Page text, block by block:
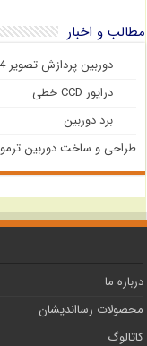
مطالب و اخبار
دوربین پردازش تصویر 1.4 مگا پیکسلی رنگی
درایور CCD خطی
برد دوربین
طراحی و ساخت دوربین
درباره ما
محصولات رسااندیشان
کاتالوگ